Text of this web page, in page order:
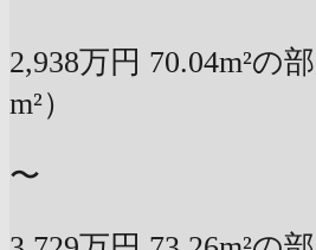
2,938万円 70.04m²の
m²）
〜